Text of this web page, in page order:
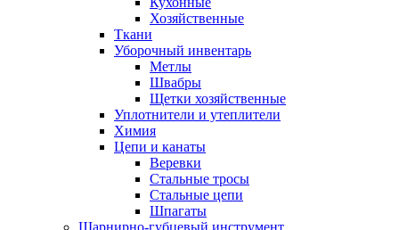
Хозяйственные
Ткани
Уборочный инвентарь
Метлы
Швабры
Щетки хозяйственные
Уплотнители и утеплители
Химия
Цепи и канаты
Веревки
Стальные тросы
Стальные цепи
Шпагаты
Шарнирно-губцевый инструмент